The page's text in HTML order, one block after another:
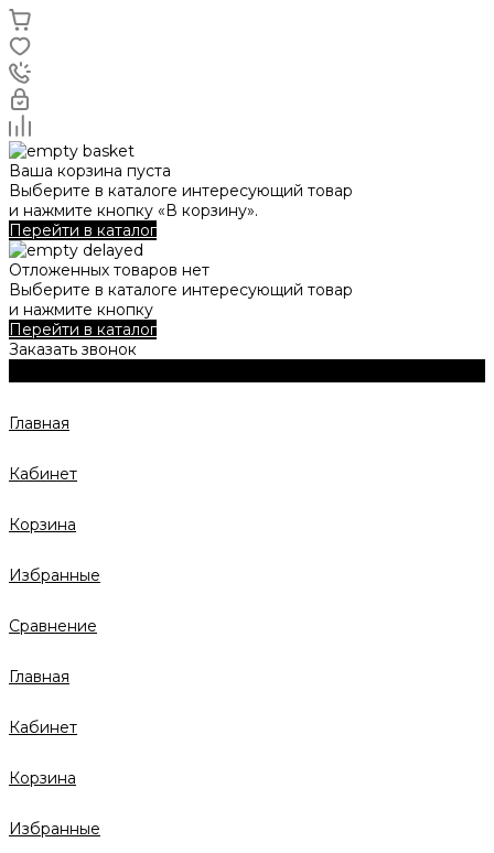
Ваша корзина пуста
Выберите в каталоге интересующий товар
и нажмите кнопку «В корзину».
Перейти в каталог
Отложенных товаров нет
Выберите в каталоге интересующий товар
и нажмите кнопку
Перейти в каталог
Заказать звонок
Главная
Кабинет
Корзина
Избранные
Сравнение
Главная
Кабинет
Корзина
Избранные